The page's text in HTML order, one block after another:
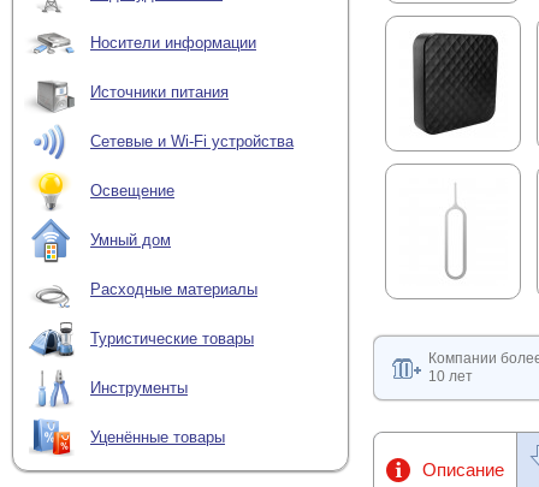
Носители информации
Источники питания
Сетевые и Wi-Fi устройства
Освещение
Умный дом
Расходные материалы
Туристические товары
Инструменты
Уценённые товары
Компании
10 лет
Описание